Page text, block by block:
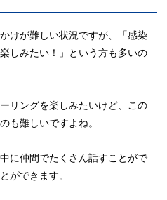
けが難しい状況ですが、「感染
しみたい！」という方も多いの
リングを楽しみたいけど、この
も難しいですよね。
に仲間でたくさん話すことがで
ができます。